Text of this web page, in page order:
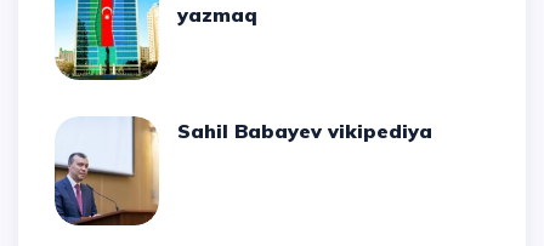
yazmaq
Sahil Babayev vikipediya